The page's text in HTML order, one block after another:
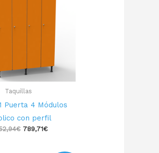
Taquillas
Puerta 4 Módulos
con perfil
€ 789,71€
789,71€.